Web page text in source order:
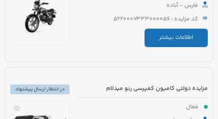
فارس - آباده
کد مزایده : 5220007333000056
اطلاعات بیشتر
مزایده دولتی کامیون کمپرسی رنو میدلام
فعال
در انتظار ارسال پیشنهاد